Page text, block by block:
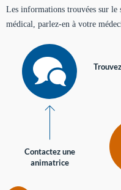
Les informations trouvées sur le
médical, parlez-en à votre
Contactez une
animatrice